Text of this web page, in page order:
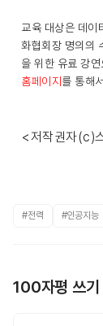
교육 대상은 데이
화협회장 명의의
을 위한 유료 강
홈페이지 를 통해
<저작권자(c)
#전력 #인공지능
100자평 쓰기